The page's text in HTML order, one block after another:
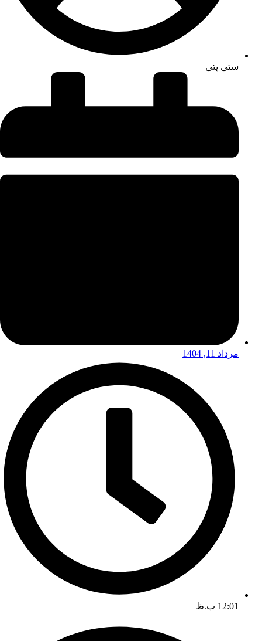
ستی پتی
مرداد 11, 1404
12:01 ب.ظ